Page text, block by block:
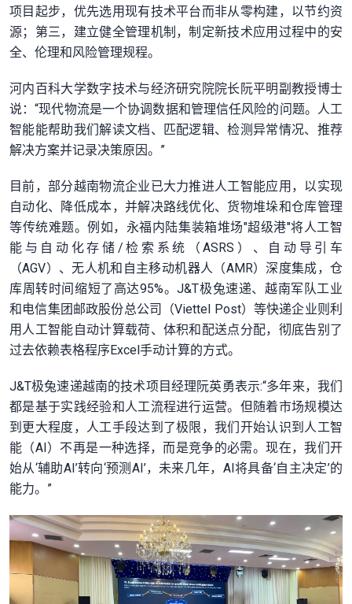
项目起步，优先选用现有技术平台而非从零构建，以节约资
源；第三，建立健全管理机制，制定新技术应用过程中的安
全、伦理和风险管理规程。
河内百科大学数字技术与经济研究院院长阮平明副教授博士
说：“现代物流是一个协调数据和管理信任风险的问题。人工
智能能帮助我们解读文档、匹配逻辑、检测异常情况、推荐
解决方案并记录决策原因。”
目前，部分越南物流企业已大力推进人工智能应用，以实现
自动化、降低成本，并解决路线优化、货物堆垛和仓库管理
等传统难题。例如，永福内陆集装箱堆场"超级港"将人工智
能与自动化存储/检索系统（ASRS）、自动导引车
（AGV）、无人机和自主移动机器人（AMR）深度集成，仓
库周转时间缩短了高达95%。J&T极兔速递、越南军队工业
和电信集团邮政股份总公司（Viettel Post）等快递企业则利
用人工智能自动计算载荷、体积和配送点分配，彻底告别了
过去依赖表格程序Excel手动计算的方式。
J&T极兔速递越南的技术项目经理阮英勇表示:“多年来，我们
都是基于实践经验和人工流程进行运营。但随着市场规模达
到更大程度，人工手段达到了极限，我们开始认识到人工智
能（AI）不再是一种选择，而是竞争的必需。现在，我们开
始从‘辅助AI’转向‘预测AI’，未来几年，AI将具备‘自主决定’的
能力。”